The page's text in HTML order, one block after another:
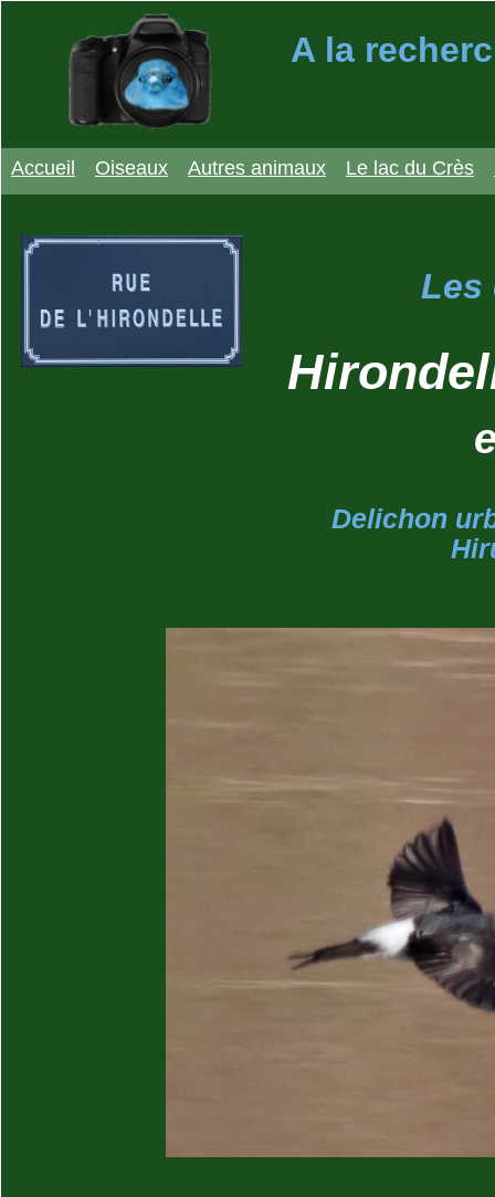
A la
Accueil Oiseaux Autres animaux Le lac du Crès
Les
Delichon